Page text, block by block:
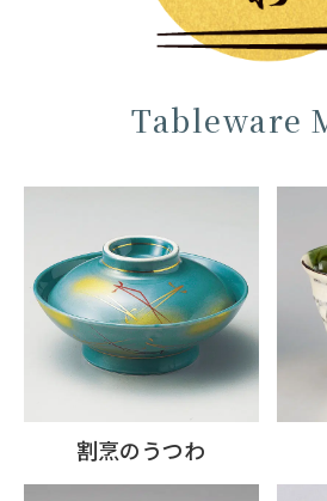
Tableware
割烹のうつわ